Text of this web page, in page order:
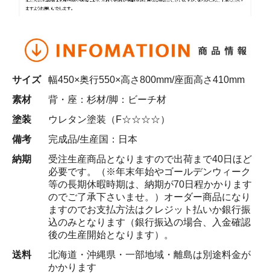
サイズ
幅450×奥行550×高さ800mm/座面高さ410mm
素材
背・座：杉材/脚：ビーチ材
塗装
ウレタン塗装（F☆☆☆☆）
備考
完成品/生産国：日本
納期
受注生産商品となりますので出荷まで40日ほど
必要です。（※年末年始やゴールデンウィーク
等の長期休暇時期は、納期が70日程かかります
のでご了承下さいませ。）オーダー商品になり
ますのでお支払方法はクレジット払いか銀行振
込のみとなります（銀行振込の場合、入金確認
後の生産開始となります）。
送料
北海道・沖縄県・一部地域・離島は別途料金が
かかります